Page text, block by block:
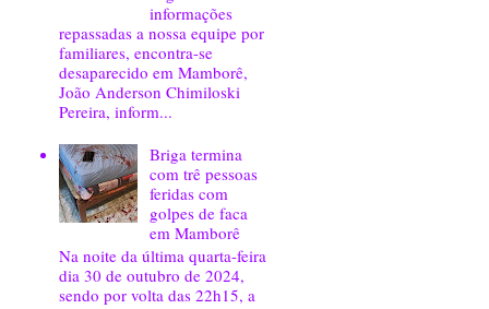
informações
repassadas a nossa equipe por
familiares, encontra-se
desaparecido em Mamborê,
João Anderson Chimiloski
Pereira, inform...
Briga termina
com trê pessoas
feridas com
golpes de faca
em Mamborê
Na noite da última quarta-feira
dia 30 de outubro de 2024,
sendo por volta das 22h15, a